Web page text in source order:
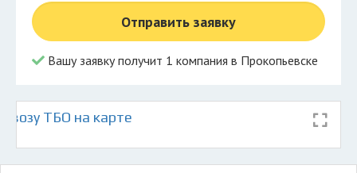
© 2026 Все права защищены
Отправить заявку
Вашу заявку получит 1 компания в Прокопьевске
ТБО на карте